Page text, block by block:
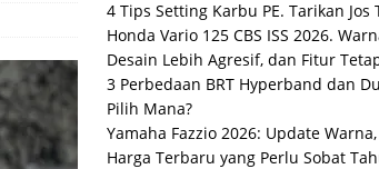
4 Tips Setting Karbu PE. Tarikan Jos
Honda Vario 125 CBS ISS 2026.
Desain Lebih Agresif, dan Fitur
3 Perbedaan BRT Hyperband dan
Pilih Mana?
Yamaha Fazzio 2026: Update
Harga Terbaru yang Perlu Sobat